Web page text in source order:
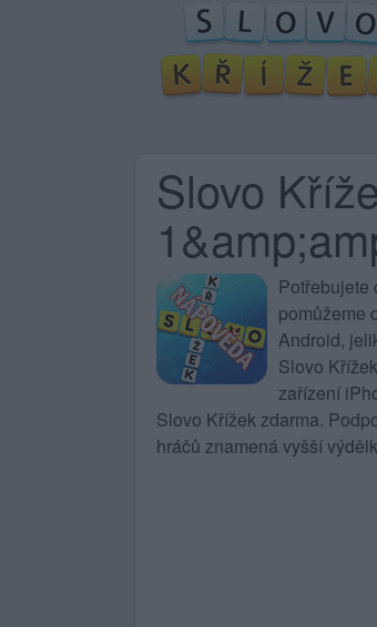
Slovo
Potřebujete
pomůžeme
Android,
Slovo Křížek
zařízení
Slovo Křížek zdarma.
hráčů znamená vyšší